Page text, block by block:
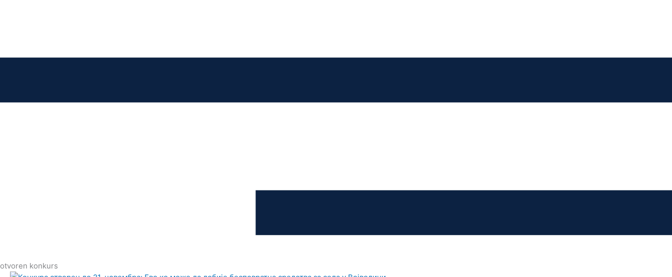
otvoren konkurs